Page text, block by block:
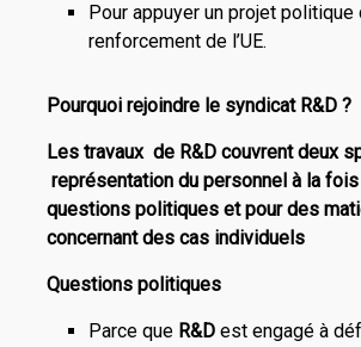
Pour appuyer un projet politique
renforcement de l’UE.
Pourquoi rejoindre le syndicat R&D ?
Les travaux de R&D couvrent deux
représentation du personnel à la
questions politiques et pour des
concernant des cas individuels
Questions politiques
Parce queR&D est engagé à